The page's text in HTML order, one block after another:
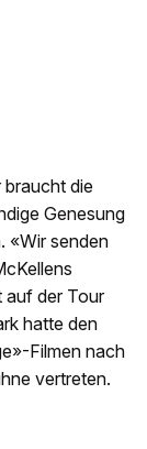
braucht die
Genesung
«Wir senden
auf der Tour
hatte den
Filmen nach
vertreten.